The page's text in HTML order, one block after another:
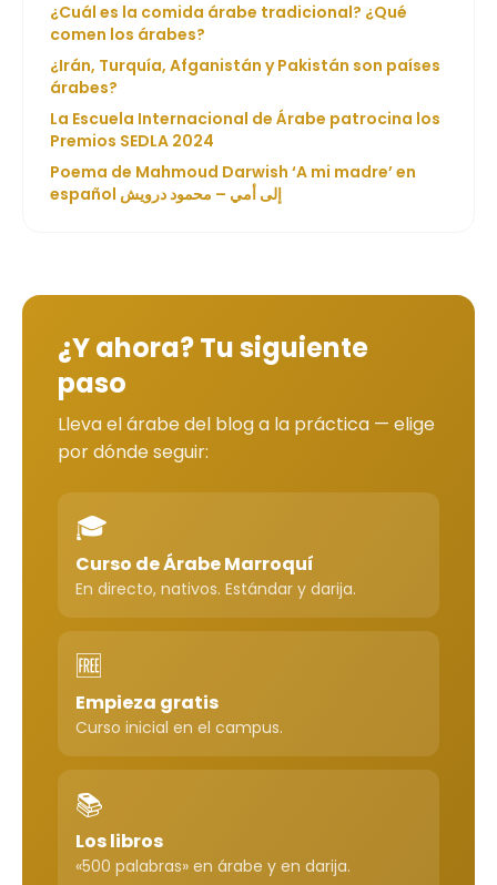
¿Cuál es la comida árabe tradicional? ¿Qué
comen los árabes?
¿Irán, Turquía, Afganistán y Pakistán son países
árabes?
La Escuela Internacional de Árabe patrocina los
Premios SEDLA 2024
Poema de Mahmoud Darwish ‘A mi madre’ en
español إلى أمي – محمود درويش
¿Y ahora? Tu siguiente
paso
Lleva el árabe del blog a la práctica — elige
por dónde seguir:
🎓
Curso de Árabe Marroquí
En directo, nativos. Estándar y darija.
🆓
Empieza gratis
Curso inicial en el campus.
📚
Los libros
«500 palabras» en árabe y en darija.